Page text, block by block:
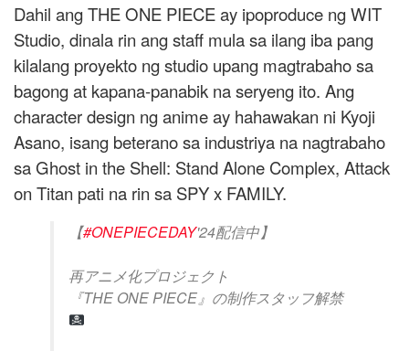
Dahil ang THE ONE PIECE ay ipoproduce ng WIT
Studio, dinala rin ang staff mula sa ilang iba pang
kilalang proyekto ng studio upang magtrabaho sa
bagong at kapana-panabik na seryeng ito. Ang
character design ng anime ay hahawakan ni Kyoji
Asano, isang beterano sa industriya na nagtrabaho
sa Ghost in the Shell: Stand Alone Complex, Attack
on Titan pati na rin sa SPY x FAMILY.
【#ONEPIECEDAY'24配信中】
再アニメ化プロジェクト
『THE ONE PIECE』の制作スタッフ解禁